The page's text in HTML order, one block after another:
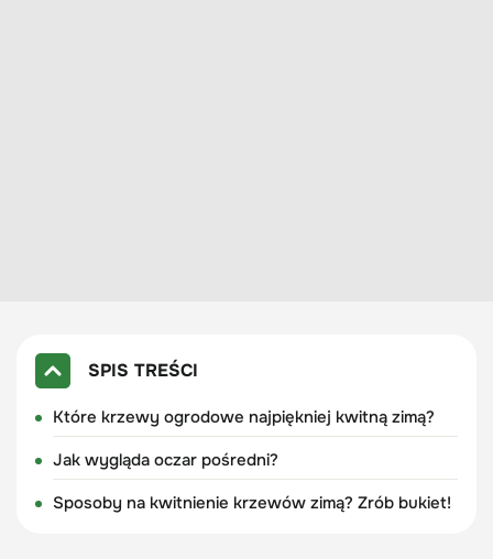
SPIS TREŚCI
Które krzewy ogrodowe najpiękniej kwitną zimą?
Jak wygląda oczar pośredni?
Sposoby na kwitnienie krzewów zimą? Zrób bukiet!